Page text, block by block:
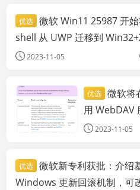
优选 微软 Win11 25987 开
shell 从 UWP 迁移到
2023-11-05
科技资讯
优选 微软将
用 WebDAV
2023-11-05
优选 微软新专利获批：介绍
Windows 更新回滚机制，可